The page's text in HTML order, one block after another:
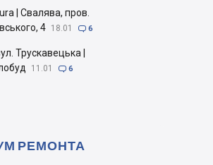
| Свалява, пров.
4 18.01  6
Трускавецька |
11.01  6
РЕМОНТА